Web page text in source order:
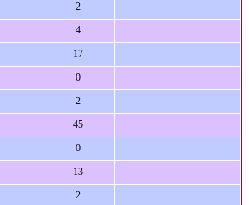
2
4
17
0
2
45
0
13
2